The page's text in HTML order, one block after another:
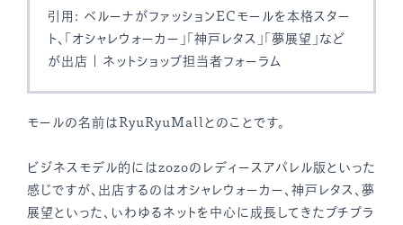
引用: ベルーナがファッションECモールを本格スター
ト、「オシャレウォーカー」「神戸レタス」「夢展望」など
が出店 | ネットショップ担当者フォーラム
モールの名前はRyuRyuMallとのことです。
ビジネスモデル的にはzozoのレディースアパレル版といった
感じですが、出店するのはオシャレウォーカー、神戸レタス、夢
展望といった、いわゆるネットを中心に成長してきたプチプラ